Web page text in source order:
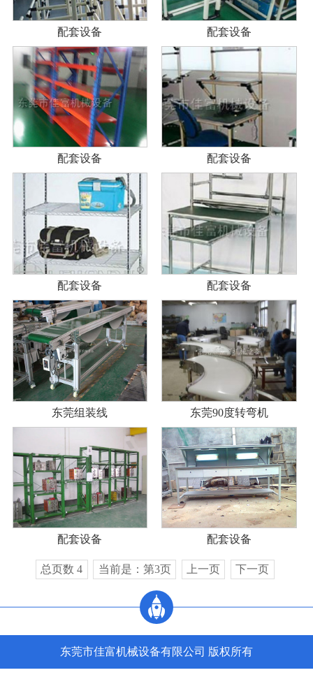
配套设备 配套设备
配套设备 配套设备
配套设备 配套设备
东莞组装线 东莞90度转弯机
配套设备 配套设备
总页数 4 当前是：第3页 上一页 下一页
东莞市佳富机械设备有限公司 版权所有